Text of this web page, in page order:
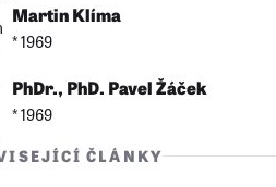
Martin Klíma
* 1969
PhDr., PhD. Pavel Žáček
* 1969
ČLÁNKY